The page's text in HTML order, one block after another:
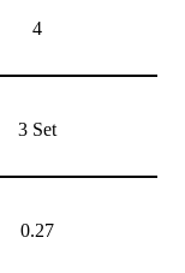
4
3 Set
0.27